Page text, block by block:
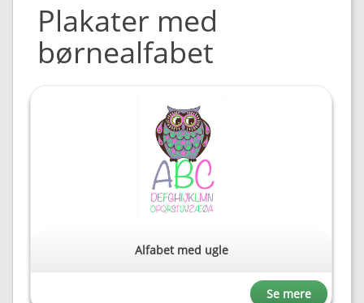
Plakater med
børnealfabet
Alfabet med ugle
Se mere